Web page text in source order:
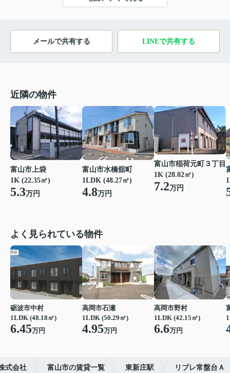
メールで共有する LINEで共有する
近隣の物件
富山市上袋
1K (22.35㎡)
5.3万円
富山市水橋舘町
1LDK (48.27㎡)
4.8万円
富山市稲荷元町３丁目
1K (28.02㎡)
7.2万円
よく見られている物件
砺波市中村
1LDK (48.18㎡)
6.45万円
高岡市石瀬
1LDK (50.29㎡)
4.95万円
高岡市野村
1LDK (42.15㎡)
6.6万円
式会社 富山市の賃貸一覧 東新庄駅 リブレ常盤台Ａ